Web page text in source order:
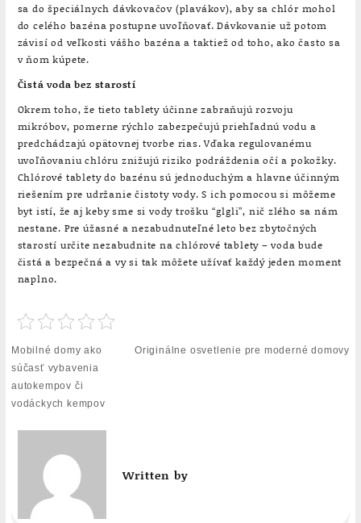
sa do špeciálnych dávkovačov (plavákov), aby sa chlór mohol
do celého bazéna postupne uvoľňovať. Dávkovanie už potom
závisí od veľkosti vášho bazéna a taktiež od toho, ako často sa
v ňom kúpete.
Čistá voda bez starostí
Okrem toho, že tieto tablety účinne zabraňujú rozvoju
mikróbov, pomerne rýchlo zabezpečujú priehľadnú vodu a
predchádzajú opätovnej tvorbe rias. Vďaka regulovanému
uvoľňovaniu chlóru znižujú riziko podráždenia očí a pokožky.
Chlórové tablety do bazénu sú jednoduchým a hlavne účinným
riešením pre udržanie čistoty vody. S ich pomocou si môžeme
byt istí, že aj keby sme si vody trošku “glgli”, nič zlého sa nám
nestane. Pre úžasné a nezabudnuteľné leto bez zbytočných
starostí určite nezabudnite na chlórové tablety – voda bude
čistá a bezpečná a vy si tak môžete užívať každý jeden moment
naplno.
Navigace
pro
příspěvek
Mobilné domy ako
súčasť vybavenia
autokempov či
vodáckych kempov
Originálne osvetlenie pre moderné domovy
Written by